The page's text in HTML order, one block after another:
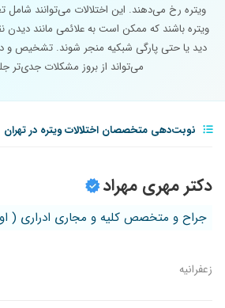
ویتره رخ می‌دهند. این اختلالات می‌توانند شامل
ویتره باشند که ممکن است به علائمی مانند
دید یا حتی پارگی شبکیه منجر شوند. تشخیص و
می‌تواند از بروز مشکلات جدی‌تر
نوبت‌دهی متخصصان اختلالات ویتره در تهران
دکتر مهری مهراد
جراح و متخصص کلیه و مجاری ادراری (
زعفرانیه